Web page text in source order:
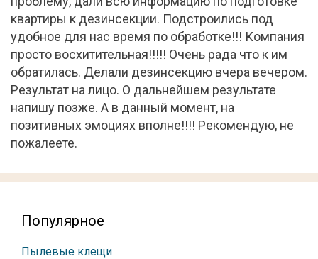
квартиры к дезинсекции. Подстроились под
удобное для нас время по обработке!!! Компания
просто восхитительная!!!!! Очень рада что к им
обратилась. Делали дезинсекцию вчера вечером.
Результат на лицо. О дальнейшем результате
напишу позже. А в данный момент, на
позитивных эмоциях вполне!!!! Рекомендую, не
пожалеете.
Популярное
Пылевые клещи